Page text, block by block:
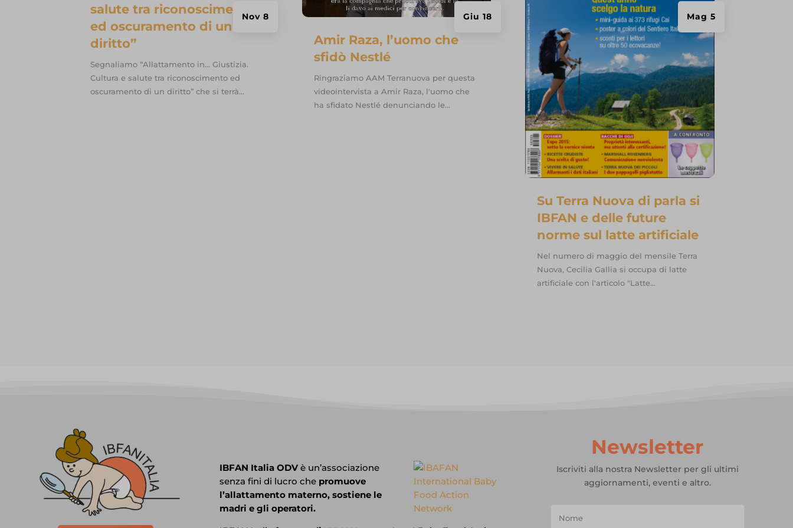
salute tra riconoscimento
ed oscuramento di un
diritto”
Nov 8
Segnaliamo “Allattamento in… Giustizia.
Cultura e salute tra riconoscimento ed
oscuramento di un diritto” che si terrà...
Amir Raza, l’uomo che
sfidò Nestlé
Giu 18
Ringraziamo AAM Terranuova per questa
videointervista a Amir Raza, l'uomo che
ha sfidato Nestlé denunciando le...
Su Terra Nuova di parla si
IBFAN e delle future
norme sul latte artificiale
Mag 5
Nel numero di maggio del mensile Terra
Nuova, Cecilia Gallia si occupa di latte
artificiale con l'articolo "Latte...
IBFAN Italia ODVè un’associazione
senza fini di lucro che promuove
l’allattamento materno, sostiene le
madri e gli operatori.
Newsletter
Iscriviti alla nostra Newsletter per gli ultimi
aggiornamenti, eventi e altro.
encrypted-tbn0.gstatic.com
www.ibfan.org
www.researchgate.net